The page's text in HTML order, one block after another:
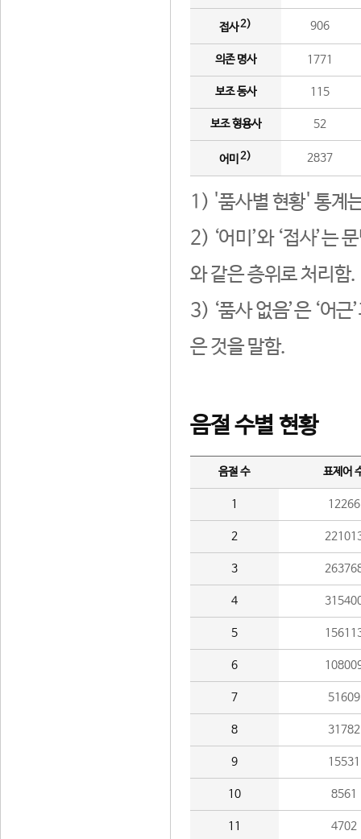
접사2) 906
의존 명사 1771
보조 동사 115
보조 형용사 52
어미 2) 2837
1) '품사별 현황' 통계
2) ‘어미’와 ‘접사’는
와 같은 층위로 처리함.
3) ‘품사 없음’은 ‘어
은 것을 말함.
음절 수별 현황
음절 수 표제어
1 12266
2
3
4
5
6
7 51609
8 31782
9 15531
10 8561
11 4702